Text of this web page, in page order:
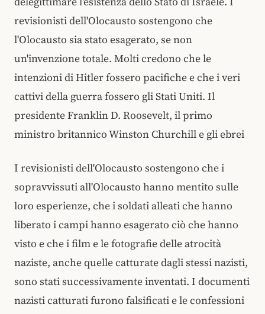
revisionisti dell'Olocausto sostengono che
l'Olocausto sia stato esagerato, se non
un'invenzione totale. Molti credono che le
intenzioni di Hitler fossero pacifiche e che i veri
cattivi della guerra fossero gli Stati Uniti. Il
presidente Franklin D. Roosevelt, il primo
ministro britannico Winston Churchill e gli ebrei
I revisionisti dell'Olocausto sostengono che i
sopravvissuti all'Olocausto hanno mentito sulle
loro esperienze, che i soldati alleati che hanno
liberato i campi hanno esagerato ciò che hanno
visto e che i film e le fotografie delle atrocità
naziste, anche quelle catturate dagli stessi nazisti,
sono stati successivamente inventati. I documenti
nazisti catturati furono falsificati e le confessioni